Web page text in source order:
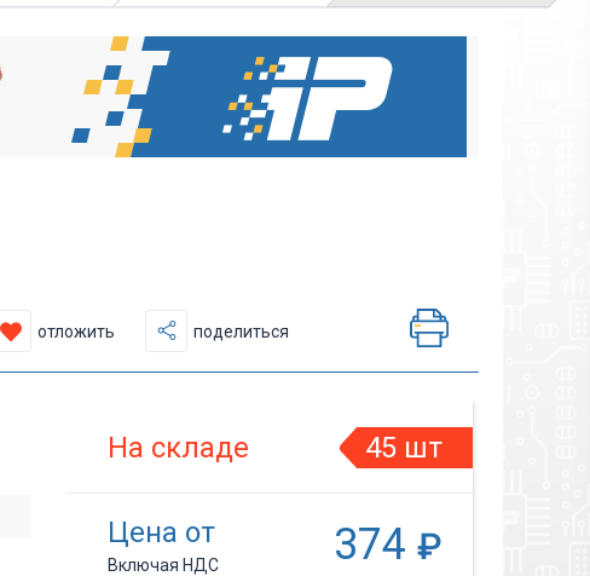
отложить поделиться
На складе 45 шт
Цена от
Включая НДС 374 ₽